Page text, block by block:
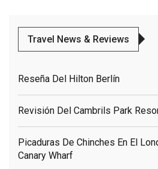
Travel News & Reviews
Reseña Del Hilton Berlín
Revisión Del Cambrils Park
Picaduras De Chinches En El
Canary Wharf